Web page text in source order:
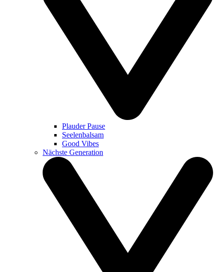
Plauder Pause
Seelenbalsam
Good Vibes
Nächste Generation